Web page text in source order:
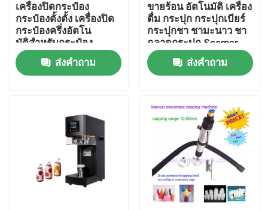
บ้าน
เกี่ยวกับเรา
ทัวร์โรงงาน
เครื่องปิดกระป๋อง
กระป๋องตั้งตั้ง เครื่องปิด
กระป๋องครึ่งอัตโน
มัติสําหรับกระป๋อง
พลาสติกกระป๋องอลูมิ
เนียม
ส่งคำถาม
ขายร้อน อัตโนมัติ เครื่อง
ดื่ม กระปุก กระปุกเบียร์
กระปุกชา ชามะนาว ชา
ฉลาดกระปุก Seamer
โป้พลาสติก โซดา
กระปุกเครื่องปิด
ส่งคำถาม